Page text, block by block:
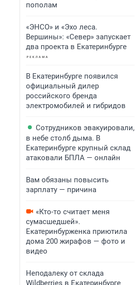
пополам
«ЭНСО» и «Эхо леса.
Вершины»: «Север» запускает
два проекта в Екатеринбурге
В Екатеринбурге появился
официальный дилер
российского бренда
электромобилей и гибридов
Сотрудников эвакуировали,
в небе столб дыма. В
Екатеринбурге крупный склад
атаковали БПЛА — онлайн
Вам обязаны повысить
зарплату — причина
«Кто-то считает меня
сумасшедшей».
Екатеринбурженка приютила
дома 200 жирафов — фото и
видео
Неподалеку от склада
Wildberries в Екатеринбурге